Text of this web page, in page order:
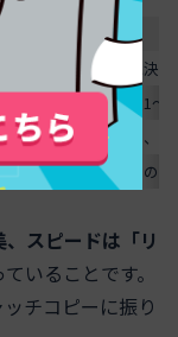
スピード
既に決
比較的早い 開業1〜
早い
赤字、
早い 小口の
スピードは「リ
いることです。
チコピーに振り